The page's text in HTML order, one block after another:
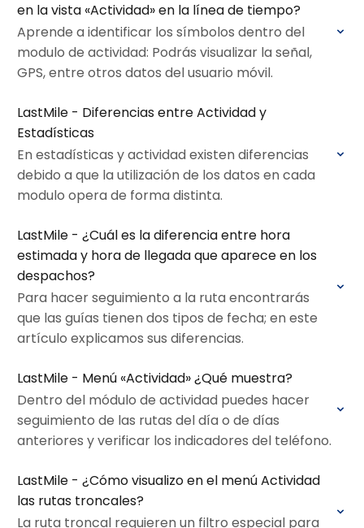
en la vista «Actividad» en la línea de tiempo?
Aprende a identificar los símbolos dentro del
modulo de actividad: Podrás visualizar la señal,
GPS, entre otros datos del usuario móvil.
LastMile - Diferencias entre Actividad y
Estadísticas
En estadísticas y actividad existen diferencias
debido a que la utilización de los datos en cada
modulo opera de forma distinta.
LastMile - ¿Cuál es la diferencia entre hora
estimada y hora de llegada que aparece en los
despachos?
Para hacer seguimiento a la ruta encontrarás
que las guías tienen dos tipos de fecha; en este
artículo explicamos sus diferencias.
LastMile - Menú «Actividad» ¿Qué muestra?
Dentro del módulo de actividad puedes hacer
seguimiento de las rutas del día o de días
anteriores y verificar los indicadores del teléfono.
LastMile - ¿Cómo visualizo en el menú Actividad
las rutas troncales?
La ruta troncal requieren un filtro especial para